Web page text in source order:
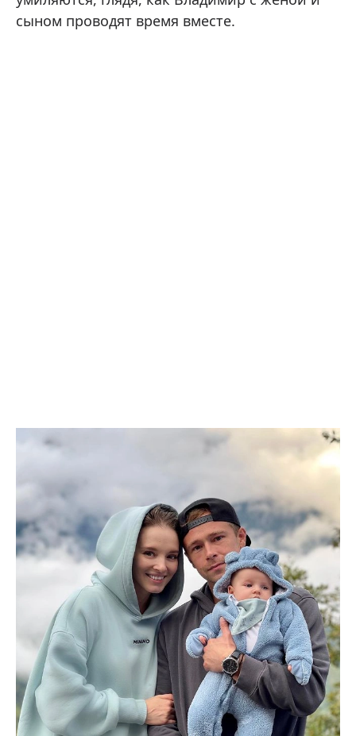
сыном проводят время вместе.